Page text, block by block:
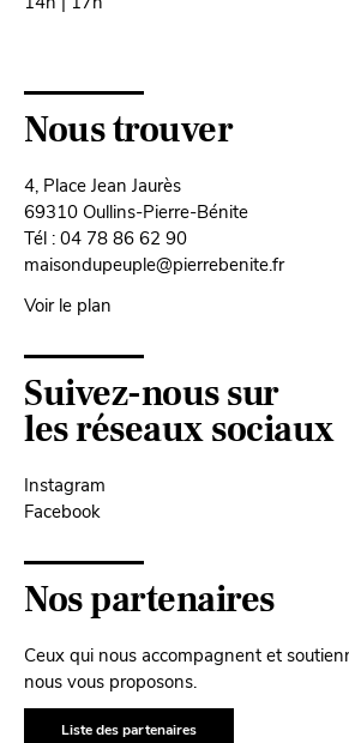
Nous trouver
4, Place Jean Jaurès
69310 Oullins-Pierre-Bénite
Tél : 04 78 86 62 90
maisondupeuple@pierrebenite.fr
Voir le plan
Suivez-nous sur
les réseaux sociaux
Instagram
Facebook
Nos partenaires
Ceux qui nous accompagnent et
nous vous proposons.
Liste des partenaires